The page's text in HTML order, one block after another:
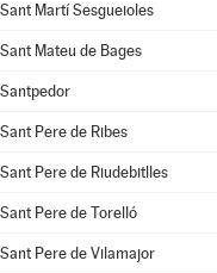
Sant Martí Sesgueioles
Sant Mateu de Bages
Santpedor
Sant Pere de Ribes
Sant Pere de Riudebitlles
Sant Pere de Torelló
Sant Pere de Vilamajor